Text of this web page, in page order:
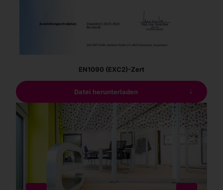
EN1090 (EXC2)-Zert
Datei herunterladen